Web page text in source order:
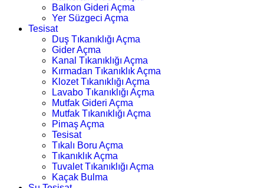
Balkon Gideri Açma
Yer Süzgeci Açma
Tesisat
Duş Tıkanıklığı Açma
Gider Açma
Kanal Tıkanıklığı Açma
Kırmadan Tıkanıklık Açma
Klozet Tıkanıklığı Açma
Lavabo Tıkanıklığı Açma
Mutfak Gideri Açma
Mutfak Tıkanıklığı Açma
Pimaş Açma
Tesisat
Tıkalı Boru Açma
Tıkanıklık Açma
Tuvalet Tıkanıklığı Açma
Kaçak Bulma